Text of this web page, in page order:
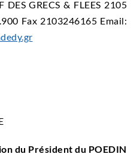
GRECS & FLEES 2105
Fax 2103246165 Email:
du Président du POEDIN